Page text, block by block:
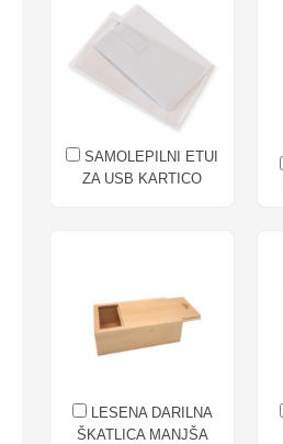
SAMOLEPILNI ETUI
ZA USB KARTICO
LESENA DARILNA
ŠKATLICA MANJŠA